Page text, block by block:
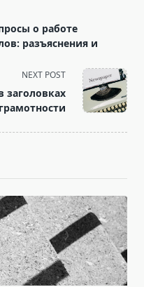
о работе
разъяснения и
NEXT POST
заголовках